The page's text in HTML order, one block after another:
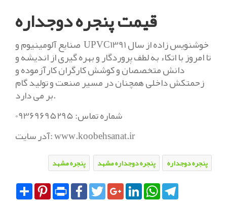
قیمت پنجره دوجداره
صنایع آلومینیوم و UPVCخوشنویس زاده از سال 1391
تا امروز با اتکاء به لطف پروردگار و بهره گیری از اندیشه و
دانش متخصصان و کوشش کارگران کارآزموده و
زحمتکش داخلی همچنان در مسیر صنعت و تولید گام
بر می دارد.
شماره تماس: 09369695295
آدر سایت: www.koobehsanat.ir
پنجره دوجداره پنجره دوجداره مشهد
پنجره مشهد
SharePinterestPrint FacebookTwitterGoogle+LinkedInWhatsApp